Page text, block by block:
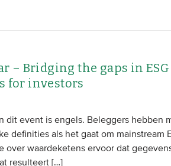
– Bridging the gaps in
for investors
dit event is engels. Beleggers hebben
definities als het gaat om mainstream
over waardeketens ervoor dat
resulteert […]